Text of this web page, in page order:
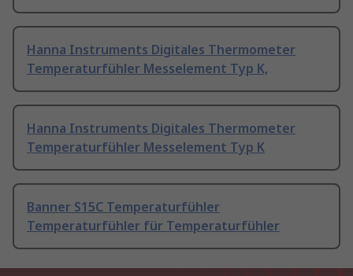
Hanna Instruments Digitales Thermometer
Temperaturfühler Messelement Typ K,
Hanna Instruments Digitales Thermometer
Temperaturfühler Messelement Typ K
Banner S15C Temperaturfühler
Temperaturfühler für Temperaturfühler